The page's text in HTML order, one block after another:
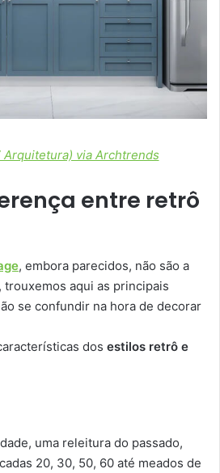
Arquitetura) via Archtrends
entre retrô
, embora parecidos, não são a
trouxemos aqui as principais
se confundir na hora de decorar
dos estilos retrô e
uma releitura do passado,
20, 30, 50, 60 até meados de